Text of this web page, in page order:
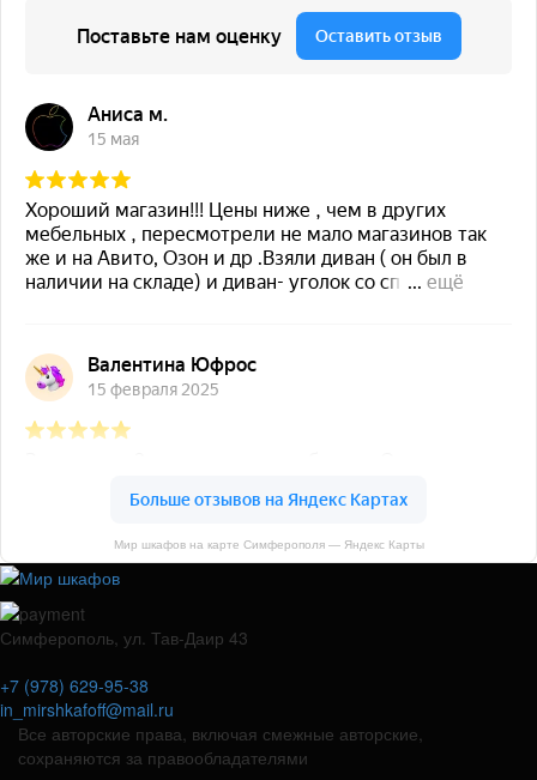
Мир шкафов на карте Симферополя — Яндекс Карты
Симферополь, ул. Тав-Даир 43
+7 (978) 629-95-38
in_mirshkafoff@mail.ru
Все авторские права, включая смежные авторские,
сохраняются за правообладателями